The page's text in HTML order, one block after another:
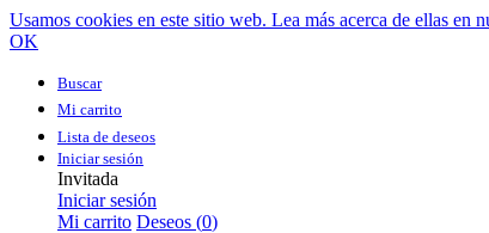
Usamos cookies en este sitio web. Lea más acerca de ellas en
OK
Buscar
Mi carrito
Lista de deseos
Iniciar sesión
Invitada
Iniciar sesión
Mi carrito Deseos (0)